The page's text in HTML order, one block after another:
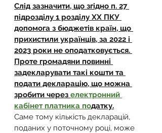
Слід зазначити, що згідно п. 27
підрозділу 1 розділу XX ПКУ
допомога з бюджетів країн, що
прихистили українців, за 2022 і
2023 роки не оподатковується.
Проте громадяни повинні
задекларувати такі кошти та
подати декларацію, що можна
зробити через електронний
кабінет платника податку.
Саме тому кількість декларацій,
поданих у поточному році, може